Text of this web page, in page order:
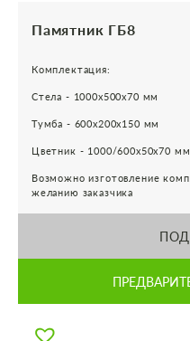
Памятник ГБ8
Комплектация:
Стела - 1000х500х70 мм
Тумба - 600х200х150 мм
Цветник - 1000/600х50х70 мм
Возможно изготовление
желанию заказчика